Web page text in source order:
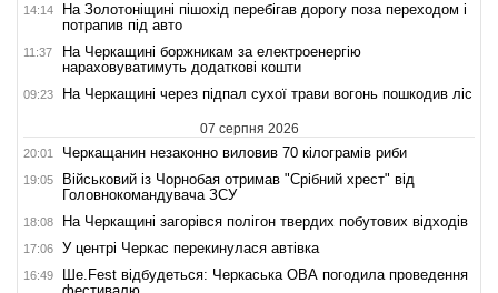
14:14
На Золотоніщині пішохід перебігав дорогу поза переходом і
потрапив під авто
11:37
На Черкащині боржникам за електроенергію
нараховуватимуть додаткові кошти
09:23 На Черкащині через підпал сухої трави вогонь пошкодив ліс
07 серпня 2026
20:01 Черкащанин незаконно виловив 70 кілограмів риби
19:05
Військовий із Чорнобая отримав "Срібний хрест" від
Головнокомандувача ЗСУ
18:08 На Черкащині загорівся полігон твердих побутових відходів
17:06 У центрі Черкас перекинулася автівка
16:49
Ше.Fest відбудеться: Черкаська ОВА погодила проведення